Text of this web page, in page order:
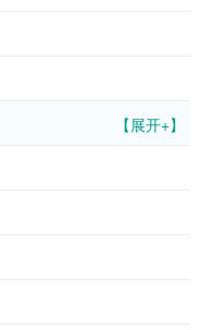
【展开+】